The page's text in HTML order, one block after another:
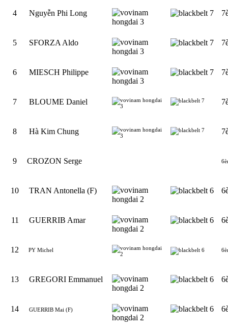
4 Nguyễn Phi Long
5 SFORZA Aldo
6 MIESCH Philippe
7 BLOUME Daniel
8 Hà Kim Chung
9 CROZON Serge
10 TRAN Antonella (F)
11 GUERRIB Amar
12 PY Michel
13 GREGORI Emmanuel
14 GUERRIB Mai (F)